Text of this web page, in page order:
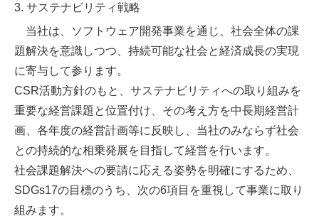
3. サステナビリティ戦略
当社は、ソフトウェア開発事業を通じ、社会全体の課
題解決を意識しつつ、持続可能な社会と経済成長の実現
に寄与して参ります。
CSR活動方針のもと、サステナビリティへの取り組みを
重要な経営課題と位置付け、その考え方を中長期経営計
画、各年度の経営計画等に反映し、当社のみならず社会
との持続的な相乗発展を目指して経営を行います。
社会課題解決への要請に応える姿勢を明確にするため、
SDGs17の目標のうち、次の6項目を重視して事業に取り
組みます。